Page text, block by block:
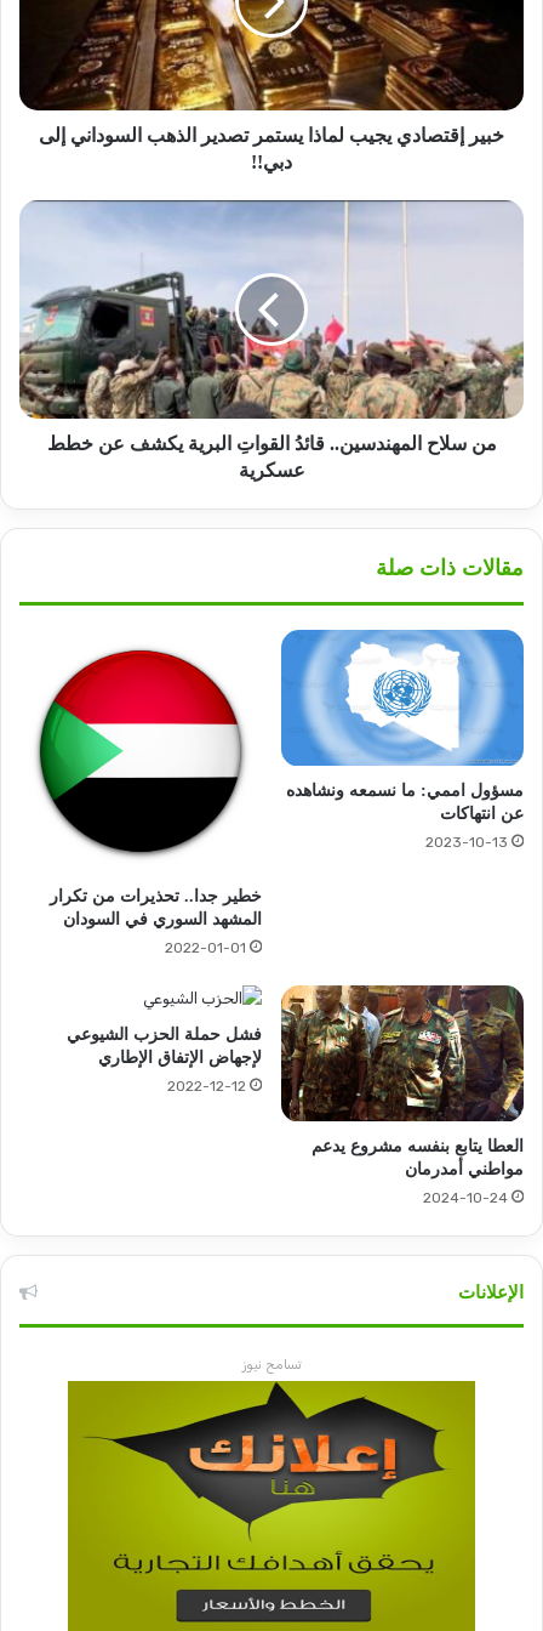
تصدير
السوداني
إلى
دبي!!خبير إقتصادي يجيب لماذا يستمر تصدير الذهب السوداني إلى
دبي!!
من
البرية
يكشف
عن
خطط
عسكريةمن سلاح المهندسين.. قائدُ القواتِ البرية يكشف عن خطط
عسكرية
مقالات ذات صلة
مسؤول اممي: ما نسمعه ونشاهده
عن انتهاكات
2023-10-13
خطير جدا.. تحذيرات من تكرار
المشهد السوري في السودان
2022-01-01
العطا يتابع بنفسه مشروع يدعم
مواطني أمدرمان
2024-10-24
فشل حملة الحزب الشيوعي
لإجهاض الإتفاق الإطاري
2022-12-12
الإعلانات
تسامح نيوز